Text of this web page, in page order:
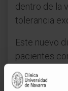
dentro de la
tolerancia
Este nuevo
pacientes
riesgo que
clínico